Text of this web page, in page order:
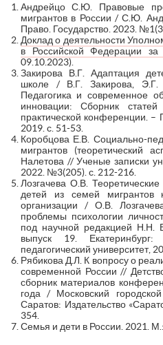
Андрейцо С.Ю. Правовые
мигрантов в России / С.Ю.
Право. Государство. 2023.
Доклад о деятельности
в Российской Федерации
09.10.2023).
Закирова В.Г. Адаптация
школе / В.Г. Закирова,
Педагогика и современное
инновации: Сборник
практической конференции. –
2019. с. 51-53.
Коробцова Е.В. Социально-
мигрантов (теоретический
Налетова // Ученые записки
2022. №3(205). с. 212-216.
Лозгачева О.В.
детей из семей мигрантов
организации / О.В.
проблемы психологии
под научной редакцией Н.Н.
выпуск 19. Екатеринбург:
педагогический университет,
Рябикова Д.Л. К вопросу о
современной России //
сборник материалов
года / Московский городской
Саратов: Издательство
354.
Семья и дети в России. 2021.